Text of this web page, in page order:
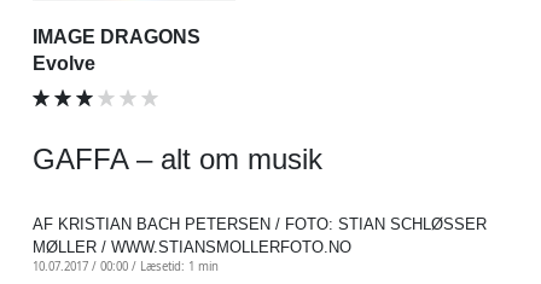
IMAGE DRAGONS
Evolve
GAFFA – alt om musik
AF KRISTIAN BACH PETERSEN / FOTO: STIAN SCHLØSSER
MØLLER / WWW.STIANSMOLLERFOTO.NO
10.07.2017 / 00:00 / Læsetid: 1 min